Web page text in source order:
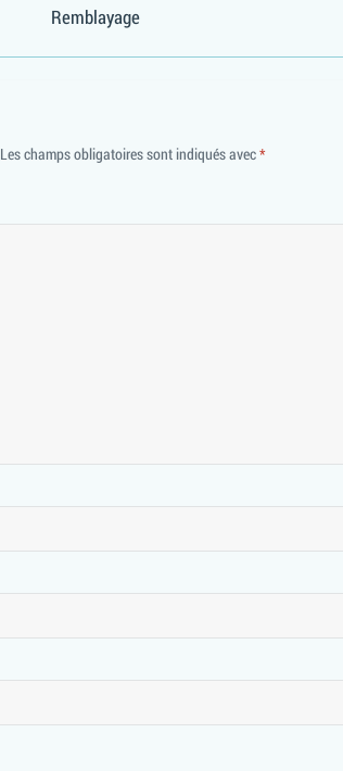
Remblayage
Les champs obligatoires sont indiqués avec*